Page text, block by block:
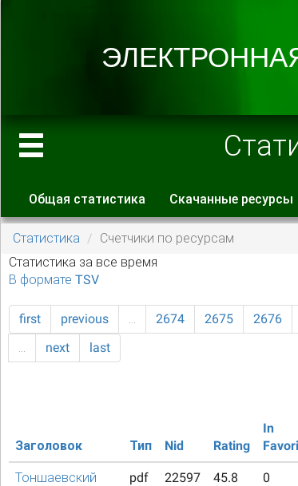
Главные вкладки
Общая статистика Скачанные ресурсы
Статистика
Счетчики по ресурсам
Статистика за все время
В формате TSV
first previous … 2674 2675 2676
…
next last
Заголовок Тип Nid Rating
In
Тоншаевский
pdf 22597 45.8 0